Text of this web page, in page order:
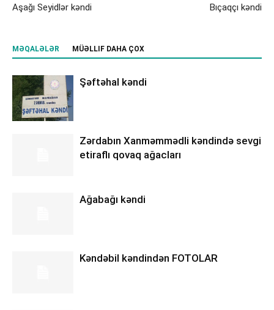
Aşağı Seyidlər kəndi Bıçaqçı kəndi
MƏQALƏLƏR MÜƏLLIF DAHA ÇOX
Şəftəhal kəndi
Zərdabın Xanməmmədli kəndində sevgi
etiraflı qovaq ağacları
Ağabağı kəndi
Kəndəbil kəndindən FOTOLAR